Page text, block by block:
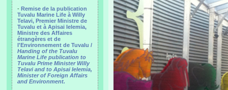
- Remise de la publication
Tuvalu Marine Life à Willy
Telavi, Premier Ministre de
Tuvalu et à Apisai Ielemia,
Ministre des Affaires
étrangères et de
l'Environnement de Tuvalu /
Handing of the Tuvalu
Marine Life publication to
Tuvalu Prime Minister Willy
Telavi and to Apisai Ielemia,
Minister of Foreign Affairs
and Environment.